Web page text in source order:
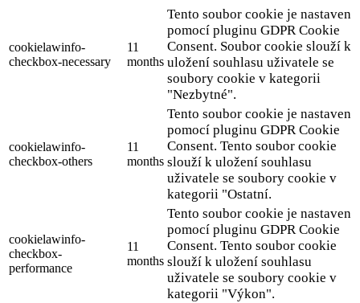
cookielawinfo-
checkbox-necessary
11
months
Tento soubor cookie je nastaven
pomocí pluginu GDPR Cookie
Consent. Soubor cookie slouží k
uložení souhlasu uživatele se
soubory cookie v kategorii
"Nezbytné".
cookielawinfo-
checkbox-others
11
months
Tento soubor cookie je nastaven
pomocí pluginu GDPR Cookie
Consent. Tento soubor cookie
slouží k uložení souhlasu
uživatele se soubory cookie v
kategorii "Ostatní.
cookielawinfo-
checkbox-
performance
11
months
Tento soubor cookie je nastaven
pomocí pluginu GDPR Cookie
Consent. Tento soubor cookie
slouží k uložení souhlasu
uživatele se soubory cookie v
kategorii "Výkon".